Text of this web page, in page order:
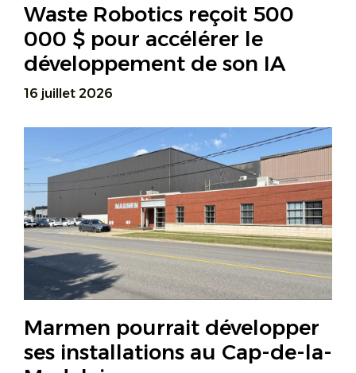
Waste Robotics reçoit 500
000 $ pour accélérer le
développement de son IA
16 juillet 2026
Marmen pourrait développer
ses installations au Cap-de-la-